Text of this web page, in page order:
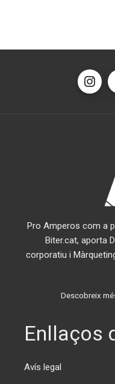
entrades
Pro Amperos com a
Biter.cat, aporta
corporatiu i
Descobreix
Enllaços
Avís legal